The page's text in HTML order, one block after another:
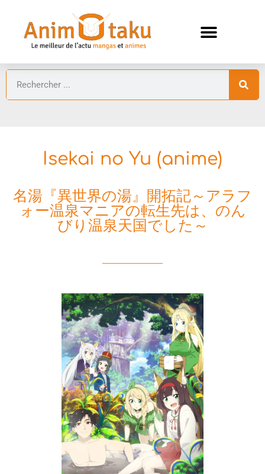
Isekai no Yu (anime)
名湯『異世界の湯』開拓記～アラフ
ォー温泉マニアの転生先は、のん
びり温泉天国でした～